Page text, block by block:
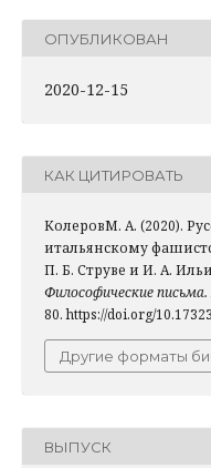
ОПУБЛИКОВАН
2020-12-15
КАК ЦИТИРОВАТЬ
КолеровМ. А. (2020).
итальянскому
П. Б. Струве и И. А.
Философические письма.
80. https://doi.org/
Другие форматы
ВЫПУСК